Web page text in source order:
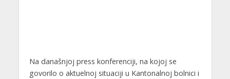
Na današnjoj press konferenciji, na kojoj se
govorilo o aktuelnoj situaciji u Kantonalnoj bolnici i